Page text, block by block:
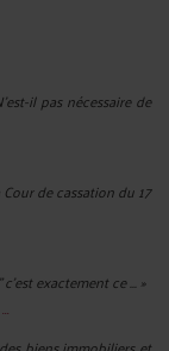
il pas nécessaire de
de cassation du 17
exactement ce ... »